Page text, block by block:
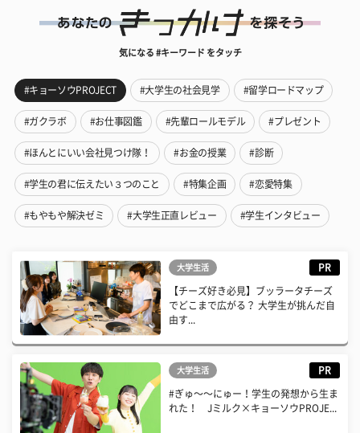
気になる #キーワード をタッチ
#キョーソウPROJECT #大学生の社会見学 #留学ロードマップ
#ガクラボ #お仕事図鑑 #先輩ロールモデル #プレゼント
#ほんとにいい会社見つけ隊！ #お金の授業 #診断
#学生の君に伝えたい３つのこと #特集企画 #恋愛特集
#もやもや解決ゼミ #大学生正直レビュー #学生インタビュー
大学生活 PR
【チーズ好き必見】ブッラータチーズ
でどこまで広がる？ 大学生が挑んだ自
由す...
大学生活 PR
#ぎゅ〜〜にゅー！学生の発想から生ま
れた！ Jミルク×キョーソウPROJE...